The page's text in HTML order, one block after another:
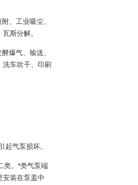
、工业吸尘、
斯分解。
爆气、输送、
车吹干、印刷
气泵损坏。
类。*类气泵端
安装在泵盖中